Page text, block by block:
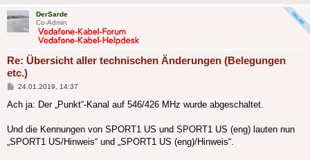
DerSarde
Co-Admin
Re: Übersicht aller technischen Änderungen (Belegungen
etc.)
Beitrag
24.01.2019, 14:37
Ach ja: Der „Punkt“-Kanal auf 546/426 MHz wurde abgeschaltet.
Und die Kennungen von SPORT1 US und SPORT1 US (eng) lauten nun
„SPORT1 US/Hinweis“ und „SPORT1 US (eng)/Hinweis“.